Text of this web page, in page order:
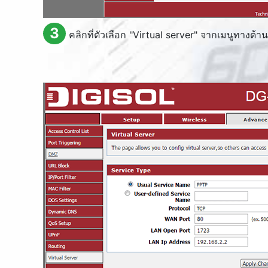
3 คลิกที่ตัวเลือก "Virtual server" จากเมนูทางด้า